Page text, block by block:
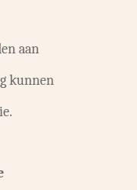
aan
kunnen